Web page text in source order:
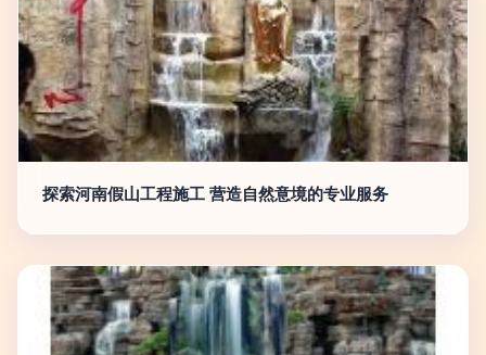
探索河南假山工程施工 营造自然意境的专业服务